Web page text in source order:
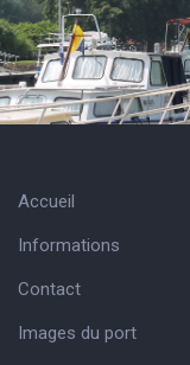
Accueil
Informations
Contact
Images du port